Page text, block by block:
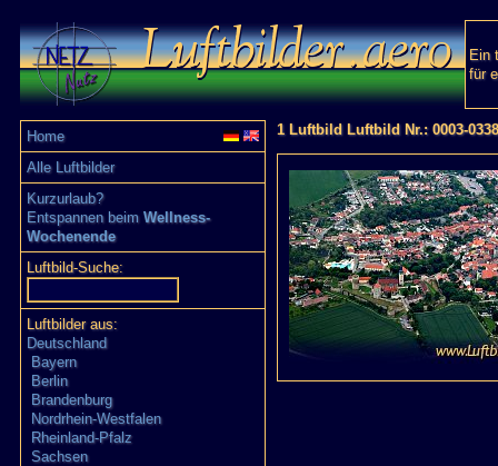
Ein
für
Home
Alle Luftbilder
Kurzurlaub?
Entspannen beim Wellness-
Wochenende
Luftbild-Suche:
Luftbilder aus:
Deutschland
Bayern
Berlin
Brandenburg
Nordrhein-Westfalen
Rheinland-Pfalz
Sachsen
1 Luftbild Luftbild Nr.: 0003-0338